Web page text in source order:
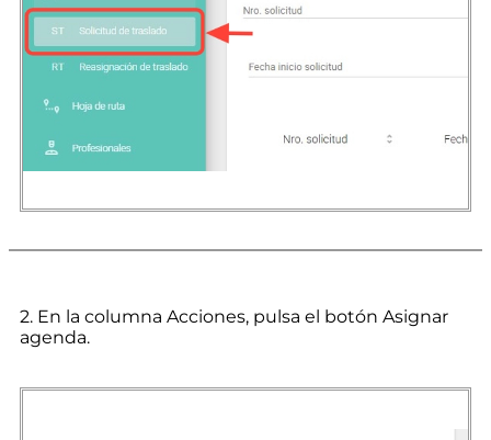
2. En la columna Acciones, pulsa el botón Asignar
agenda.